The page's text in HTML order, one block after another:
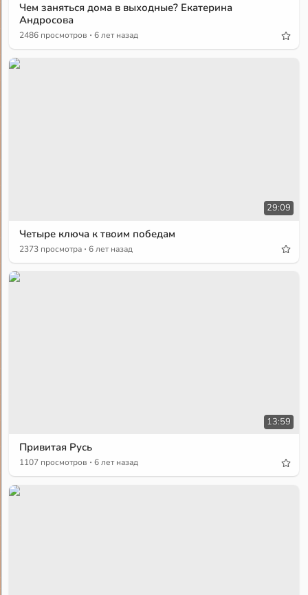
Чем заняться дома в выходные? Екатерина
Андросова
2486 просмотров · 6 лет назад
29:09
Четыре ключа к твоим победам
2373 просмотра · 6 лет назад
13:59
Привитая Русь
1107 просмотров · 6 лет назад